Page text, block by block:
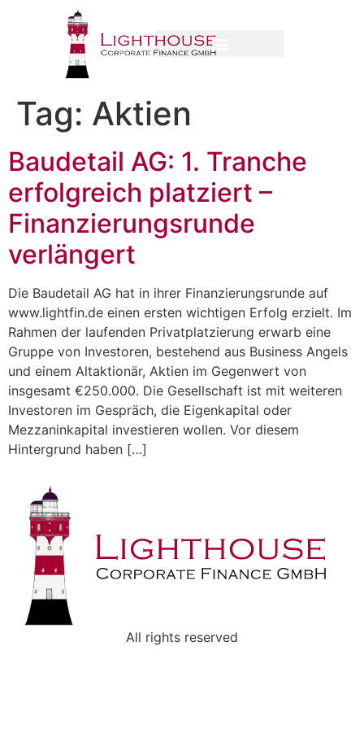
Tag: Aktien
Baudetail AG: 1. Tranche
erfolgreich platziert –
Finanzierungsrunde
verlängert
Die Baudetail AG hat in ihrer Finanzierungsrunde auf
www.lightfin.de einen ersten wichtigen Erfolg erzielt. Im
Rahmen der laufenden Privatplatzierung erwarb eine
Gruppe von Investoren, bestehend aus Business Angels
und einem Altaktionär, Aktien im Gegenwert von
insgesamt €250.000. Die Gesellschaft ist mit weiteren
Investoren im Gespräch, die Eigenkapital oder
Mezzaninkapital investieren wollen. Vor diesem
Hintergrund haben […]
All rights reserved